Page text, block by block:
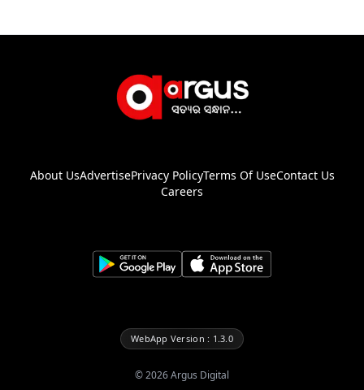
About UsAdvertisePrivacy PolicyTerms Of UseContact Us
Careers
WebApp Version : 1.3.0
©2026Argus Digital